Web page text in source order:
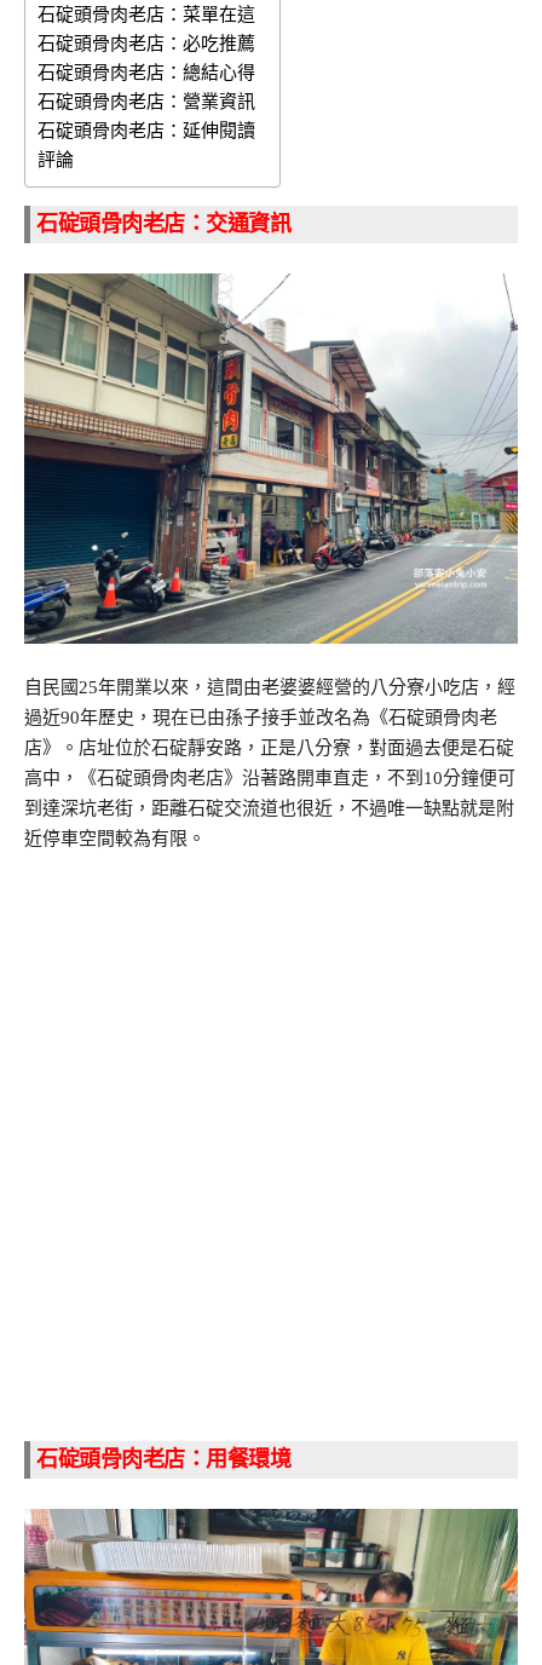
石碇頭骨肉老店：菜單在這
石碇頭骨肉老店：必吃推薦
石碇頭骨肉老店：總結心得
石碇頭骨肉老店：營業資訊
石碇頭骨肉老店：延伸閱讀
評論
石碇頭骨肉老店：交通資訊
自民國25年開業以來，這間由老婆婆經營的八分寮小吃店，經
過近90年歷史，現在已由孫子接手並改名為《石碇頭骨肉老
店》。店址位於石碇靜安路，正是八分寮，對面過去便是石碇
高中，《石碇頭骨肉老店》沿著路開車直走，不到10分鐘便可
到達深坑老街，距離石碇交流道也很近，不過唯一缺點就是附
近停車空間較為有限。
石碇頭骨肉老店：用餐環境